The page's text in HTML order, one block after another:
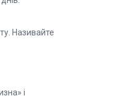
Називайте
і